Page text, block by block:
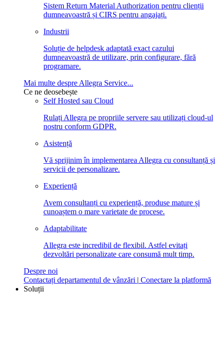
Sistem Return Material Authorization pentru clienții
dumneavoastră și CIRS pentru angajați.
Industrii
Soluție de helpdesk adaptată exact cazului
dumneavoastră de utilizare, prin configurare, fără
programare.
Mai multe despre Allegra Service...
Ce ne deosebește
Self Hosted sau Cloud
Rulați Allegra pe propriile servere sau utilizați cloud-ul
nostru conform GDPR.
Asistență
Vă sprijinim în implementarea Allegra cu consultanță și
servicii de personalizare.
Experiență
Avem consultanți cu experiență, produse mature și
cunoaștem o mare varietate de procese.
Adaptabilitate
Allegra este incredibil de flexibil. Astfel evitați
dezvoltări personalizate care consumă mult timp.
Despre noi
Contactați departamentul de vânzări | Conectare la platformă
Soluții